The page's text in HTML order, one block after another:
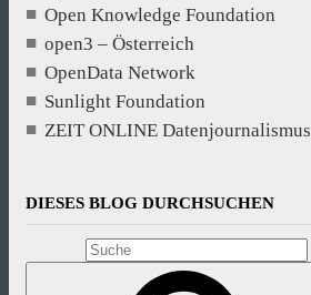
Open Knowledge Foundation
open3 – Österreich
OpenData Network
Sunlight Foundation
ZEIT ONLINE Datenjournalismus
DIESES BLOG DURCHSUCHEN